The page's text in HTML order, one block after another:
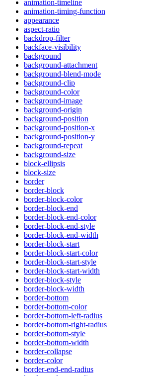
animation-timeline
animation-timing-function
appearance
aspect-ratio
backdrop-filter
backface-visibility
background
background-attachment
background-blend-mode
background-clip
background-color
background-image
background-origin
background-position
background-position-x
background-position-y
background-repeat
background-size
block-ellipsis
block-size
border
border-block
border-block-color
border-block-end
border-block-end-color
border-block-end-style
border-block-end-width
border-block-start
border-block-start-color
border-block-start-style
border-block-start-width
border-block-style
border-block-width
border-bottom
border-bottom-color
border-bottom-left-radius
border-bottom-right-radius
border-bottom-style
border-bottom-width
border-collapse
border-color
border-end-end-radius